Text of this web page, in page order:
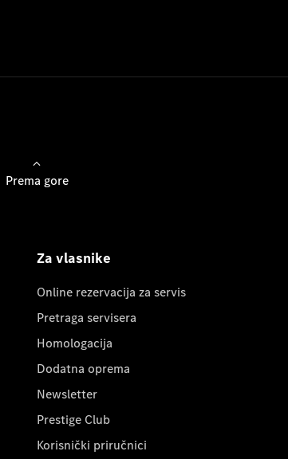
Prema gore
Za vlasnike
Online rezervacija za servis
Pretraga servisera
Homologacija
Dodatna oprema
Newsletter
Prestige Club
Korisnički priručnici